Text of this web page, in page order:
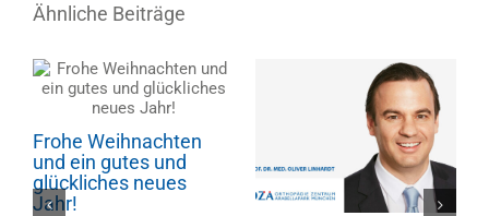
Ähnliche Beiträge
Frohe Weihnachten
und ein gutes und
glückliches neues
Jahr!